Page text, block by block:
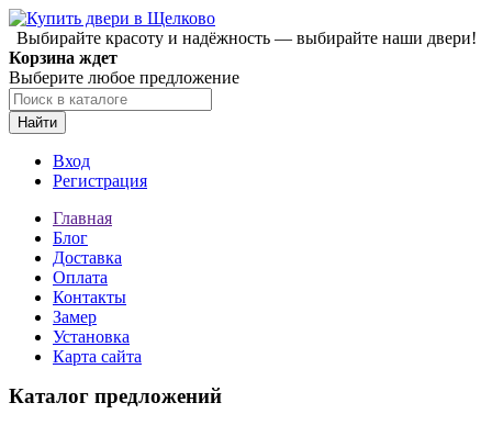
Выбирайте красоту и надёжность — выбирайте наши двери!
Корзина ждет
Выберите любое предложение
Найти
Вход
Регистрация
Главная
Блог
Доставка
Оплата
Контакты
Замер
Установка
Карта сайта
Каталог предложений